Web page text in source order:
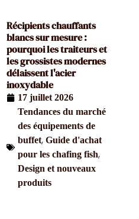
Récipients chauffants
blancs sur mesure :
pourquoi les traiteurs et
les grossistes modernes
délaissent l'acier
inoxydable
17 juillet 2026
Tendances du marché
des équipements de
buffet, Guide d'achat
pour les chafing fish,
Design et nouveaux
produits